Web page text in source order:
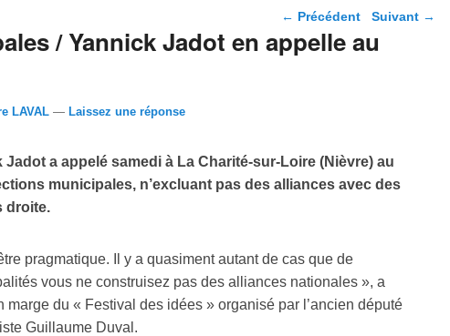
Navigation dans les
← Précédent Suivant →
/ Yannick Jadot en appelle au
LAVAL — Laissez une réponse
a appelé samedi à La Charité-sur-Loire (Nièvre) au
municipales, n’excluant pas des alliances avec des
droite.
pragmatique. Il y a quasiment autant de cas que de
vous ne construisez pas des alliances nationales », a
marge du « Festival des idées » organisé par l’ancien député
Guillaume Duval.